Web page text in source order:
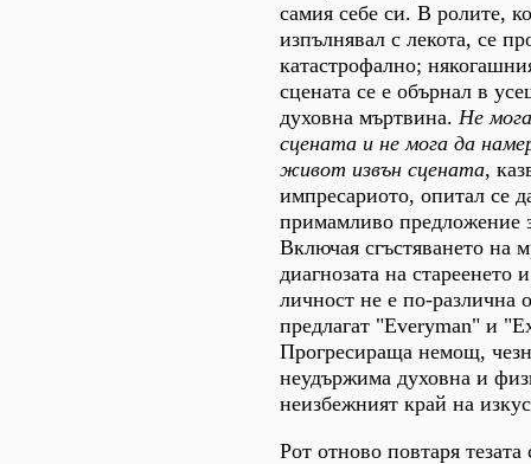
самия себе си. В ролите,
изпълнявал с лекота, се
катастрофално;
сцената се е обърнал в
духовна мъртвина. Не
сцената и не мога да
живот извън сцената,
импресариото, опитал се
примамливо предложение
Включая сгъстяването на
диагнозата на стареенето
личност не е по-различна
предлагат "Everyman" и
Прогресираща немощ,
неудържима духовна и
неизбежният край на
Рот отново повтаря тезата